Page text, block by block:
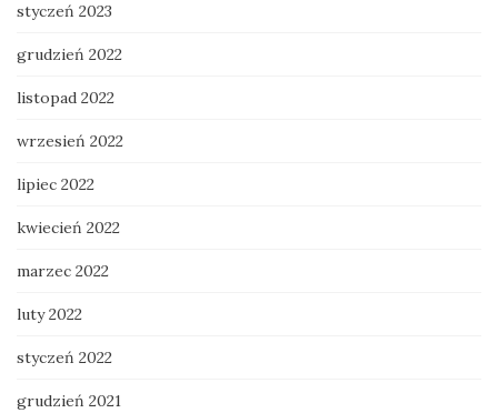
styczeń 2023
grudzień 2022
listopad 2022
wrzesień 2022
lipiec 2022
kwiecień 2022
marzec 2022
luty 2022
styczeń 2022
grudzień 2021